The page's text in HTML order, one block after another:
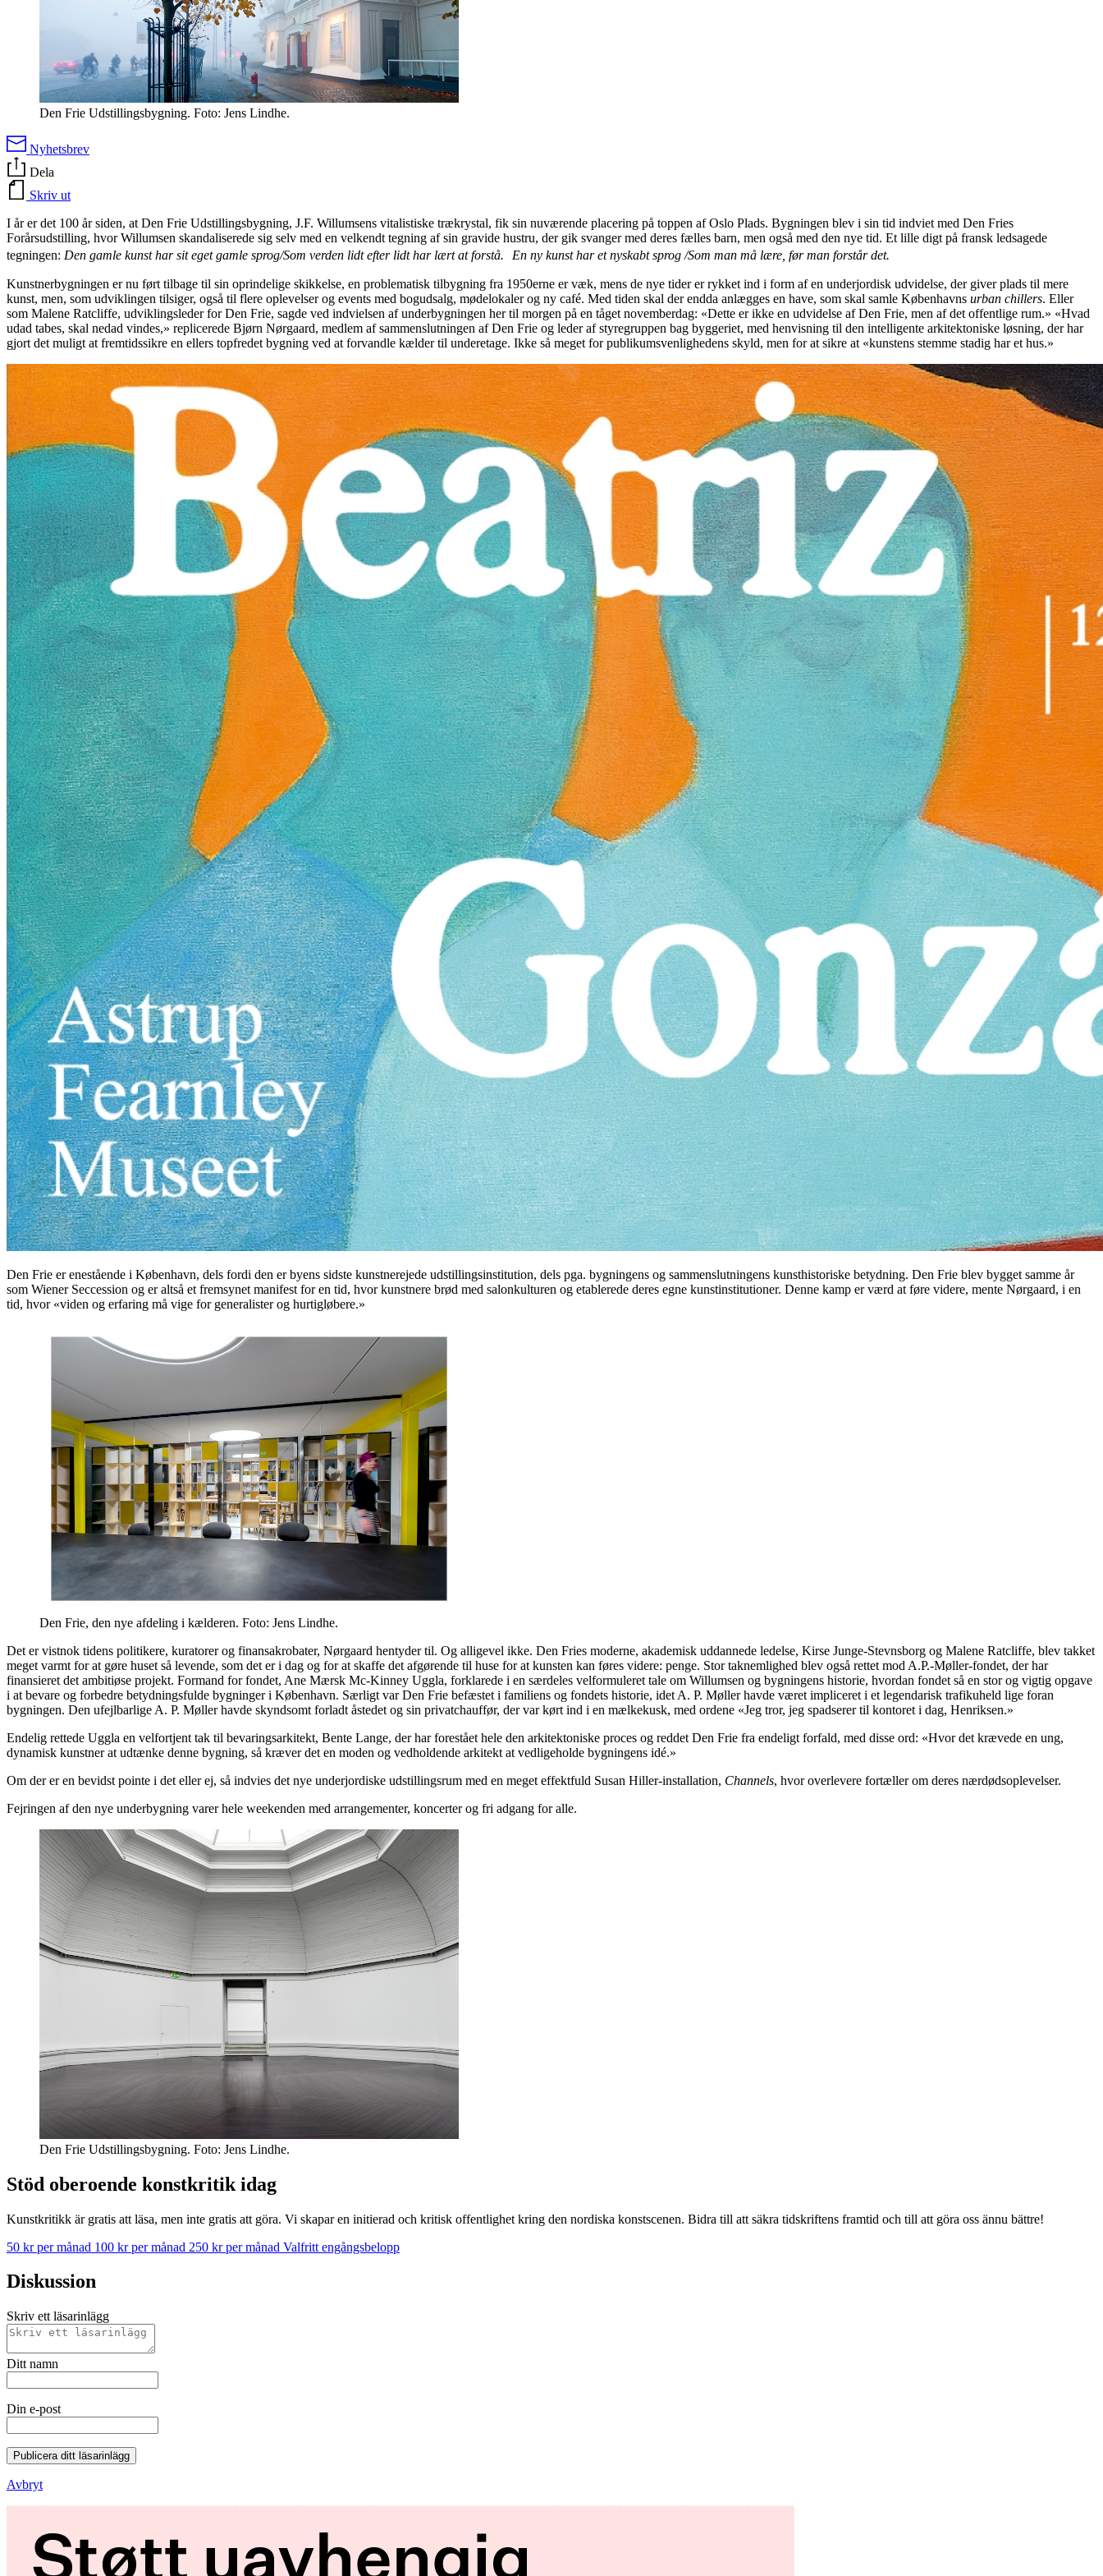
Den Frie Udstillingsbygning. Foto: Jens Lindhe.
Nyhetsbrev
Dela
Skriv ut
I år er det 100 år siden, at Den Frie Udstillingsbygning, J.F. Willumsens vitalistiske trækrystal, fik sin nuværende placering på toppen af Oslo Plads. Bygningen blev i sin tid indviet med Den Fries
Forårsudstilling, hvor Willumsen skandaliserede sig selv med en velkendt tegning af sin gravide hustru, der gik svanger med deres fælles barn, men også med den nye tid. Et lille digt på fransk ledsagede
tegningen: Den gamle kunst har sit eget gamle sprog/Som verden lidt efter lidt har lært at forstå. En ny kunst har et nyskabt sprog /Som man må lære, før man forstår det.
Kunstnerbygningen er nu ført tilbage til sin oprindelige skikkelse, en problematisk tilbygning fra 1950erne er væk, mens de nye tider er rykket ind i form af en underjordisk udvidelse, der giver plads til mere
kunst, men, som udviklingen tilsiger, også til flere oplevelser og events med bogudsalg, mødelokaler og ny café. Med tiden skal der endda anlægges en have, som skal samle Københavns urban chillers. Eller
som Malene Ratcliffe, udviklingsleder for Den Frie, sagde ved indvielsen af underbygningen her til morgen på en tåget novemberdag: «Dette er ikke en udvidelse af Den Frie, men af det offentlige rum.» «Hvad
udad tabes, skal nedad vindes,» replicerede Bjørn Nørgaard, medlem af sammenslutningen af Den Frie og leder af styregruppen bag byggeriet, med henvisning til den intelligente arkitektoniske løsning, der har
gjort det muligt at fremtidssikre en ellers topfredet bygning ved at forvandle kælder til underetage. Ikke så meget for publikumsvenlighedens skyld, men for at sikre at «kunstens stemme stadig har et hus.»
Den Frie er enestående i København, dels fordi den er byens sidste kunstnerejede udstillingsinstitution, dels pga. bygningens og sammenslutningens kunsthistoriske betydning. Den Frie blev bygget samme år
som Wiener Seccession og er altså et fremsynet manifest for en tid, hvor kunstnere brød med salonkulturen og etablerede deres egne kunstinstitutioner. Denne kamp er værd at føre videre, mente Nørgaard, i en
tid, hvor «viden og erfaring må vige for generalister og hurtigløbere.»
Den Frie, den nye afdeling i kælderen. Foto: Jens Lindhe.
Det er vistnok tidens politikere, kuratorer og finansakrobater, Nørgaard hentyder til. Og alligevel ikke. Den Fries moderne, akademisk uddannede ledelse, Kirse Junge-Stevnsborg og Malene Ratcliffe, blev takket
meget varmt for at gøre huset så levende, som det er i dag og for at skaffe det afgørende til huse for at kunsten kan føres videre: penge. Stor taknemlighed blev også rettet mod A.P.-Møller-fondet, der har
finansieret det ambitiøse projekt. Formand for fondet, Ane Mærsk Mc-Kinney Uggla, forklarede i en særdeles velformuleret tale om Willumsen og bygningens historie, hvordan fondet så en stor og vigtig opgave
i at bevare og forbedre betydningsfulde bygninger i København. Særligt var Den Frie befæstet i familiens og fondets historie, idet A. P. Møller havde været impliceret i et legendarisk trafikuheld lige foran
bygningen. Den ufejlbarlige A. P. Møller havde skyndsomt forladt åstedet og sin privatchauffør, der var kørt ind i en mælkekusk, med ordene «Jeg tror, jeg spadserer til kontoret i dag, Henriksen.»
Endelig rettede Uggla en velfortjent tak til bevaringsarkitekt, Bente Lange, der har forestået hele den arkitektoniske proces og reddet Den Frie fra endeligt forfald, med disse ord: «Hvor det krævede en ung,
dynamisk kunstner at udtænke denne bygning, så kræver det en moden og vedholdende arkitekt at vedligeholde bygningens idé.»
Om der er en bevidst pointe i det eller ej, så indvies det nye underjordiske udstillingsrum med en meget effektfuld Susan Hiller-installation, Channels, hvor overlevere fortæller om deres nærdødsoplevelser.
Fejringen af den nye underbygning varer hele weekenden med arrangementer, koncerter og fri adgang for alle.
Den Frie Udstillingsbygning. Foto: Jens Lindhe.
Stöd oberoende konstkritik idag
Kunstkritikk är gratis att läsa, men inte gratis att göra. Vi skapar en initierad och kritisk offentlighet kring den nordiska konstscenen. Bidra till att säkra tidskriftens framtid och till att göra oss ännu bättre!
50 kr per månad 100 kr per månad 250 kr per månad Valfritt engångsbelopp
Diskussion
Skriv ett läsarinlägg
Ditt namn
Din e-post
Publicera ditt läsarinlägg
Avbryt